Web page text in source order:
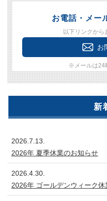
お電話・メー
以下リンクから
お
※メールは24
新
2026.7.13.
2026年 夏季休業のお知らせ
2026.4.30.
2026年 ゴールデンウィーク